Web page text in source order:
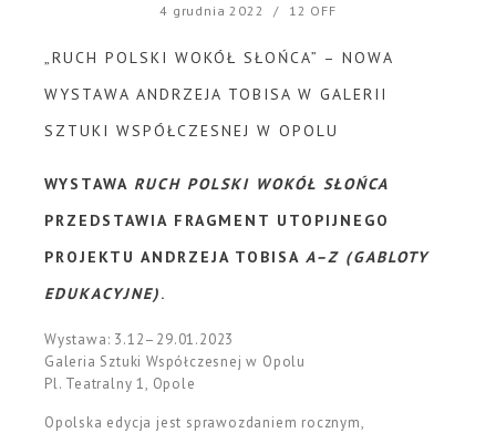
4 grudnia 2022 / 12 OFF
„RUCH POLSKI WOKÓŁ SŁOŃCA” – NOWA
WYSTAWA ANDRZEJA TOBISA W GALERII
SZTUKI WSPÓŁCZESNEJ W OPOLU
WYSTAWA RUCH POLSKI WOKÓŁ SŁOŃCA
PRZEDSTAWIA FRAGMENT UTOPIJNEGO
PROJEKTU ANDRZEJA TOBISAA–Z (GABLOTY
EDUKACYJNE).
Wystawa: 3.12–29.01.2023
Galeria Sztuki Współczesnej w Opolu
Pl. Teatralny 1, Opole
Opolska edycja jest sprawozdaniem rocznym,